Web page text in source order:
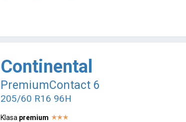
Continental
PremiumContact 6
205/60 R16 96H
Klasa premium